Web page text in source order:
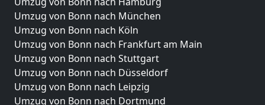
Umzug von Bonn nach München
Umzug von Bonn nach Köln
Umzug von Bonn nach Frankfurt am Main
Umzug von Bonn nach Stuttgart
Umzug von Bonn nach Düsseldorf
Umzug von Bonn nach Leipzig
Umzug von Bonn nach Dortmund